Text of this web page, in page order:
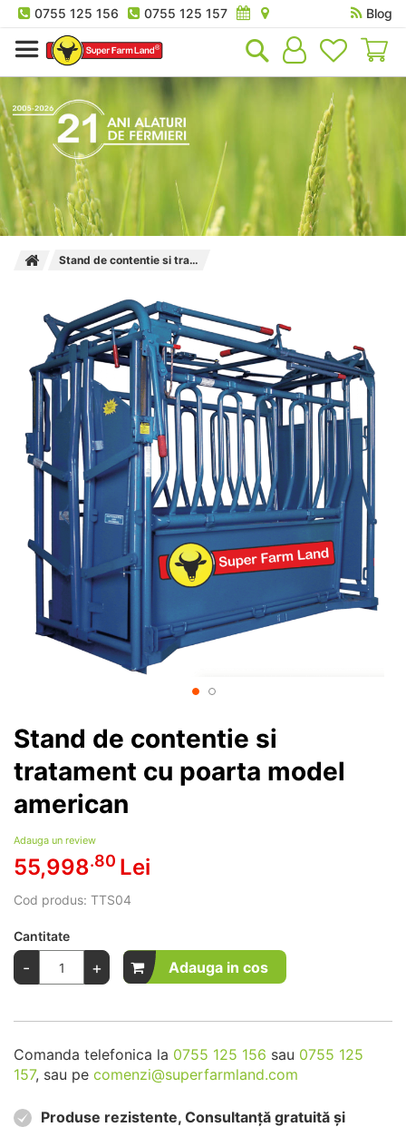
0755 125 156 0755 125 157
Blog
Stand de contentie si tratament cu poarta model american
Stand de contentie si
tratament cu poarta model
american
Adauga un review
55,998.80 Lei
Cod produs: TTS04
Cantitate
- + Adauga in cos
Comanda telefonica la 0755 125 156 sau 0755 125
157, sau pe comenzi@superfarmland.com
Produse rezistente, Consultanță gratuită și